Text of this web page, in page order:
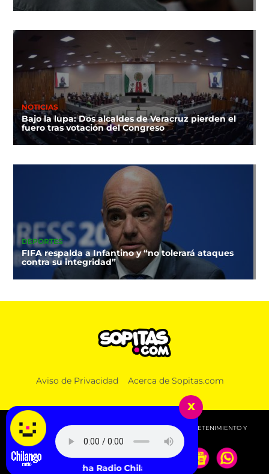
NOTICIAS
Bajo la lupa: Dos alcaldes de Veracruz pierden el
fuero tras votación del Congreso
DEPORTES
FIFA respalda a Infantino y “no tolerará ataques
contra su integridad”
Aviso de Privacidad Acerca de Sopitas.com
© 2026 SOPITAS.COM - MÚSICA, NOTICIAS, DEPORTES, ENTRETENIMIENTO Y
MÁS!.
x
Escucha Radio Chilango -